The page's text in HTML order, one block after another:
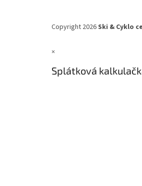
Copyright 2026Ski & Cyklo
×
Splátková